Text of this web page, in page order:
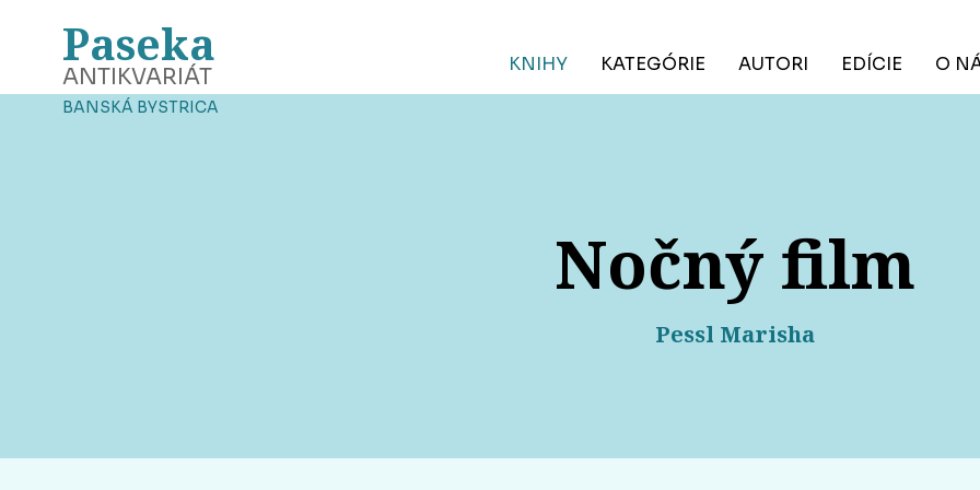
Paseka
ANTIKVARIÁT
BANSKÁ BYSTRICA
KNIHY KATEGÓRIE AUTORI EDÍCIE O
Nočný film
Pessl Marisha